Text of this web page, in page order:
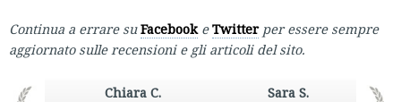
Continua a errare suFacebookeTwitter per essere sempre
aggiornato sulle recensioni e gli articoli del sito.
Chiara C.
Sara S.